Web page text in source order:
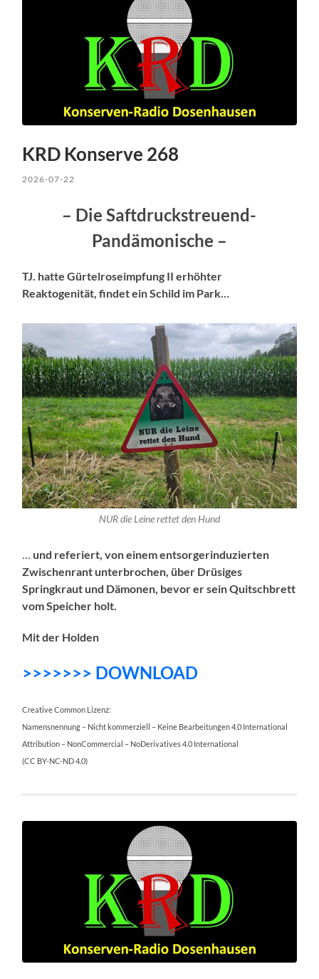
KRD Konserve 268
2026-07-22
– Die Saftdruckstreuend-
Pandämonische –
TJ. hatte Gürtelroseimpfung II erhöhter
Reaktogenität, findet ein Schild im Park…
NUR die Leine rettet den Hund
und referiert, von einem entsorgerinduzierten
Zwischenrant unterbrochen, über Drüsiges
Springkraut und Dämonen, bevor er sein Quitschbrett
vom Speicher holt.
Mit der Holden
>>>>>>> DOWNLOAD
Creative Common Lizenz:
Namensnennung – Nicht kommerziell – Keine Bearbeitungen 4.0 International
Attribution – NonCommercial – NoDerivatives 4.0 International
(CC BY-NC-ND 4.0)